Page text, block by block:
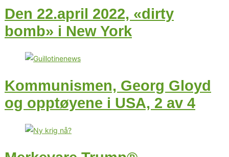
Den 22.april 2022, «dirty
bomb» i New York
Kommunismen, Georg Gloyd
og opptøyene i USA, 2 av 4